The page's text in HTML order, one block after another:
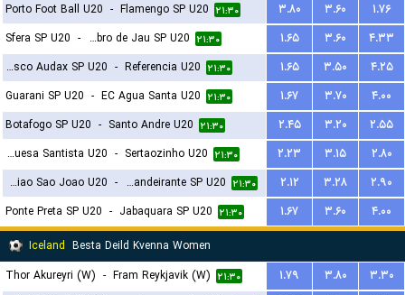
Porto Foot Ball U20 - Flamengo SP U20 ۲۱:۳۰ ۳.۸۰ ۳.۶۰
۱.۷۶
Sfera SP U20 - EC XV de Novembro de Jau SP U20 ۲۱:۳۰ ۱.۶۵ ۳.۶۰
۴.۳۳
Gremio Osasco Audax SP U20
- Referencia U20 ۲۱:۳۰ ۱.۶۵ ۳.۵۰
۴.۲۵
Guarani SP U20 - EC Agua Santa U20 ۲۱:۳۰ ۱.۶۷ ۳.۷۰
۴.۰۰
Botafogo SP U20 - Santo Andre U20 ۲۱:۳۰ ۲.۴۵ ۳.۲۰
۲.۵۵
Portuguesa Santista U20
- Sertaozinho U20 ۲۱:۳۰ ۲.۲۳ ۳.۱۵
۲.۸۰
Uniao Sao Joao U20
- CA Bandeirante SP U20 ۲۱:۳۰ ۲.۱۲ ۳.۲۸
۲.۹۰
Ponte Preta SP U20 - Jabaquara SP U20 ۲۱:۳۰ ۱.۶۷ ۳.۶۰
۴.۰۰
Iceland Besta Deild Kvenna Women
Thor Akureyri (W) - Fram Reykjavik (W) ۲۱:۳۰ ۱.۷۹ ۳.۸۰
۳.۳۰